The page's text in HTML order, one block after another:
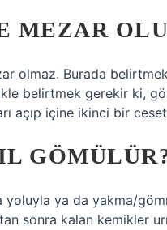
MEZAR
olmaz. Burada
belirtmek gerekir ki,
açıp içine ikinci bir
ya da yakma/
sonra kalan kemikler